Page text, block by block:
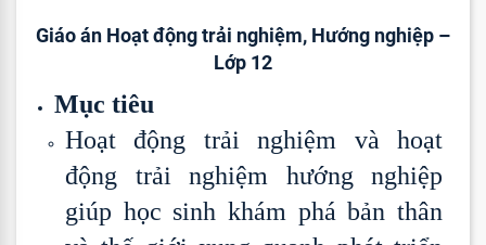
Giáo án Hoạt động trải nghiệm, Hướng nghiệp –
Lớp 12
Mục tiêu
Hoạt động trải nghiệm và hoạt
động trải nghiệm hướng nghiệp
giúp học sinh khám phá bản thân